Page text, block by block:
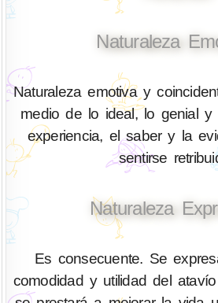
Naturaleza
Naturaleza emotiva y
medio de lo ideal, lo genial y
experiencia, el saber y la
sentirse
Naturaleza
Es consecuente. Se
comodidad y utilidad del